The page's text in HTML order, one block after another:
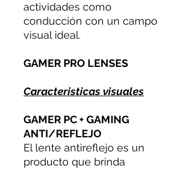
actividades como
conducción con un campo
visual ideal.
GAMER PRO LENSES
Caracteristicas visuales
GAMER PC + GAMING
ANTI/REFLEJO
El lente antireflejo es un
producto que brinda